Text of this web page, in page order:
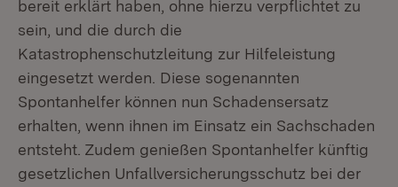
bereit erklärt haben, ohne hierzu verpflichtet zu
sein, und die durch die
Katastrophenschutzleitung zur Hilfeleistung
eingesetzt werden. Diese sogenannten
Spontanhelfer können nun Schadensersatz
erhalten, wenn ihnen im Einsatz ein Sachschaden
entsteht. Zudem genießen Spontanhelfer künftig
gesetzlichen Unfallversicherungsschutz bei der